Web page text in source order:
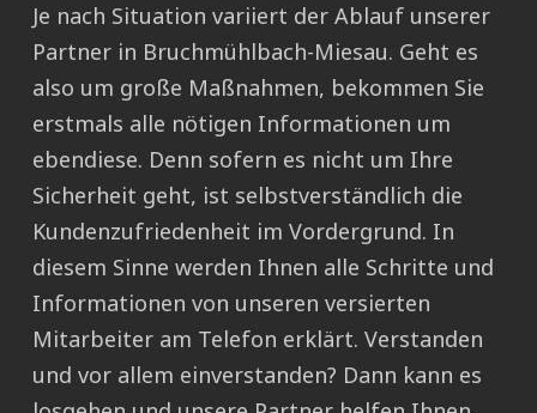
Je nach Situation variiert der Ablauf unserer
Partner in Bruchmühlbach-Miesau. Geht es
also um große Maßnahmen, bekommen Sie
erstmals alle nötigen Informationen um
ebendiese. Denn sofern es nicht um Ihre
Sicherheit geht, ist selbstverständlich die
Kundenzufriedenheit im Vordergrund. In
diesem Sinne werden Ihnen alle Schritte und
Informationen von unseren versierten
Mitarbeiter am Telefon erklärt. Verstanden
und vor allem einverstanden? Dann kann es